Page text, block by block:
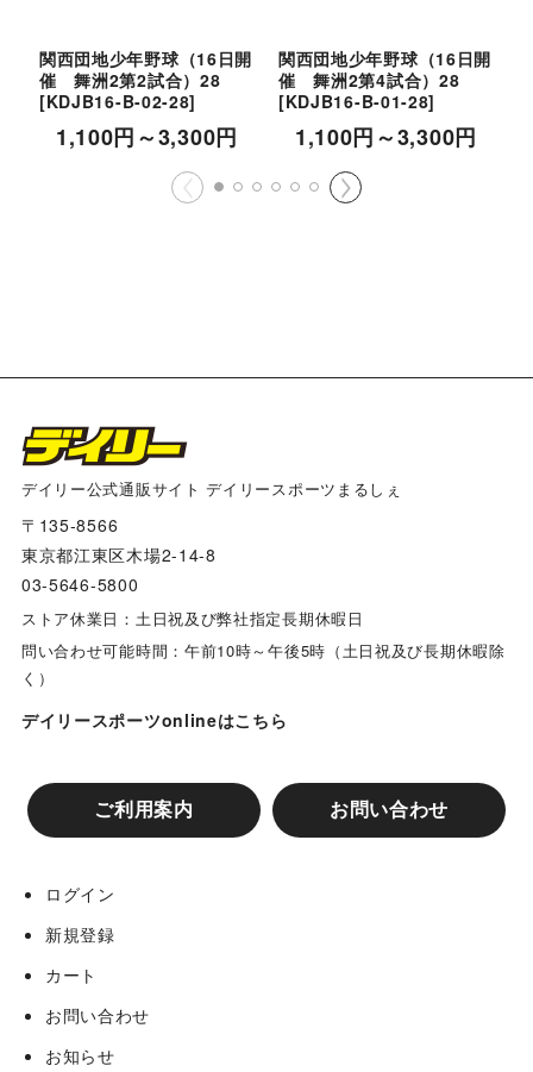
関西団地少年野球（16日開
催 舞洲2第2試合）28
[KDJB16-B-02-28]
1,100円～3,300円
関西団地少年野球（16日開
催 舞洲2第4試合）28
[KDJB16-B-01-28]
1,100円～3,300円
デイリー公式通販サイト デイリースポーツまるしぇ
〒135-8566
東京都江東区木場2-14-8
03-5646-5800
ストア休業日：土日祝及び弊社指定長期休暇日
問い合わせ可能時間：午前10時～午後5時（土日祝及び長期休暇除
く）
デイリースポーツonlineはこちら
ご利用案内 お問い合わせ
ログイン
新規登録
カート
お問い合わせ
お知らせ